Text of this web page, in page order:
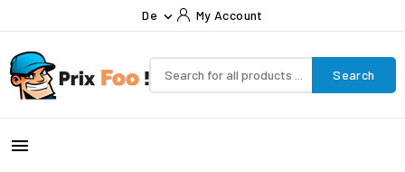
De  My Account
Search
